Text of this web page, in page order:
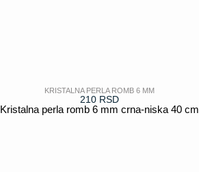
KRISTALNA PERLA ROMB 6 MM
210 RSD
Kristalna perla romb 6 mm crna-niska 40 cm